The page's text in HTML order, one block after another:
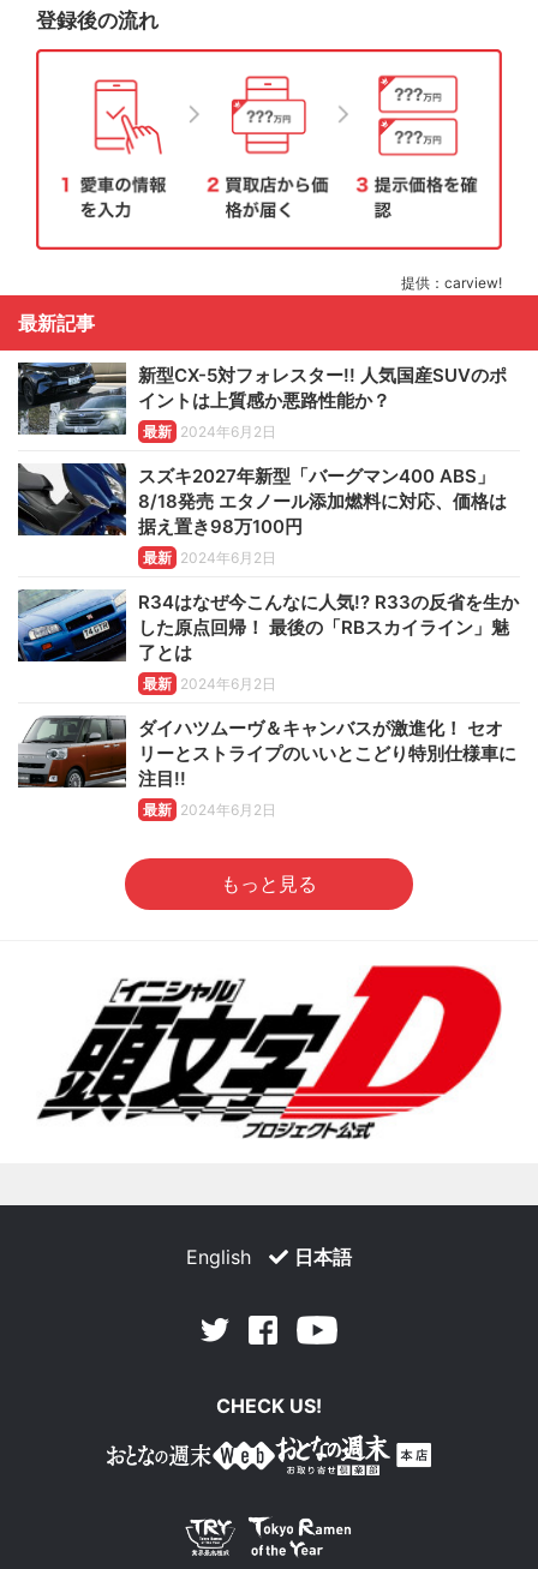
登録後の流れ
提供：carview!
最新記事
新型CX-5対フォレスター!! 人気国産SUVのポ
イントは上質感か悪路性能か？
最新 2024年6月2日
スズキ2027年新型「バーグマン400 ABS」
8/18発売 エタノール添加燃料に対応、価格は
据え置き98万100円
最新 2024年6月2日
R34はなぜ今こんなに人気!? R33の反省を生か
した原点回帰！ 最後の「RBスカイライン」魅
了とは
最新 2024年6月2日
ダイハツムーヴ＆キャンバスが激進化！ セオ
リーとストライプのいいとこどり特別仕様車に
注目!!
最新 2024年6月2日
もっと見る
English 日本語
Twitter Facebook
CHECK US!